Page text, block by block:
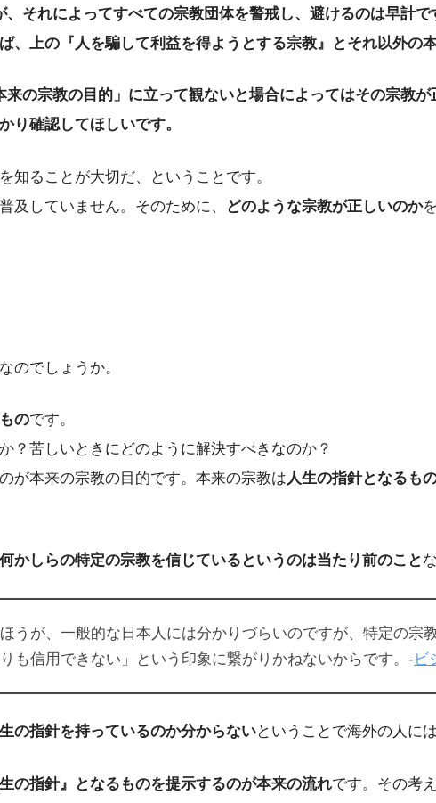
それによってすべての宗教団体を警戒し、避けるのは早計で
、上の『人を騙して利益を得ようとする宗教』とそれ以外の
の宗教の目的」に立って観ないと場合によってはその宗教
り確認してほしいです。
を知ることが大切だ、ということです。
及していません。そのために、
どのような宗教が正しいのか
のでしょうか。
のです。
？苦しいときにどのように解決すべきなのか？
が本来の宗教の目的です。本来の宗教は人生の指針となるも
かしらの特定の宗教を信じているというのは当たり前のこと
うが、一般的な日本人には分かりづらいのですが、特定の宗
も信用できない」という印象に繋がりかねないからです。- ビ
の指針を持っているのか分からないということで海外の人に
の指針』となるものを提示するのが本来の流れです。その考